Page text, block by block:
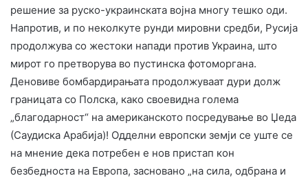
решение за руско-украинската војна многу тешко оди.
Напротив, и по неколкуте рунди мировни средби, Русија
продолжува со жестоки напади против Украина, што
мирот го претворува во пустинска фотоморгана.
Деновиве бомбардирањата продолжуваат дури долж
границата со Полска, како своевидна голема
„благодарност“ на американското посредување во Џеда
(Саудиска Арабија)! Одделни европски земји се уште се
на мнение дека потребен е нов пристап кон
безбедноста на Европа, засновано „на сила, одбрана и